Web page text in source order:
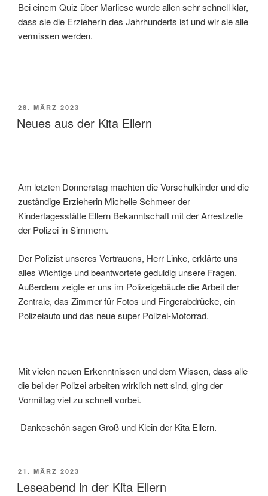
Bei einem Quiz über Marliese wurde allen sehr schnell klar,
dass sie die Erzieherin des Jahrhunderts ist und wir sie alle
vermissen werden.
VERÖFFENTLICHT
AM
28. MÄRZ 2023
Neues aus der Kita Ellern
Am letzten Donnerstag machten die Vorschulkinder und die
zuständige Erzieherin Michelle Schmeer der
Kindertagesstätte Ellern Bekanntschaft mit der Arrestzelle
der Polizei in Simmern.
Der Polizist unseres Vertrauens, Herr Linke, erklärte uns
alles Wichtige und beantwortete geduldig unsere Fragen.
Außerdem zeigte er uns im Polizeigebäude die Arbeit der
Zentrale, das Zimmer für Fotos und Fingerabdrücke, ein
Polizeiauto und das neue super Polizei-Motorrad.
Mit vielen neuen Erkenntnissen und dem Wissen, dass alle
die bei der Polizei arbeiten wirklich nett sind, ging der
Vormittag viel zu schnell vorbei.
Dankeschön sagen Groß und Klein der Kita Ellern.
VERÖFFENTLICHT
AM
21. MÄRZ 2023
Leseabend in der Kita Ellern